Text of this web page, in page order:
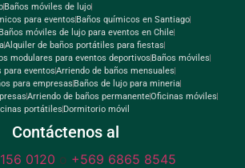
Baños móviles de lujo
para eventos Baños químicos en Santiago
Baños móviles de lujo para eventos en Chile
Alquiler de baños portátiles para fiestas
modulares para eventos deportivos Baños móviles
para eventosArriendo de baños mensuales
para empresas Baños de lujo para mineria
Arriendo de baños permanenteOficinas móviles
portátiles Dormitorio móvil
Contáctenos al
0120 o +569 6865 8545